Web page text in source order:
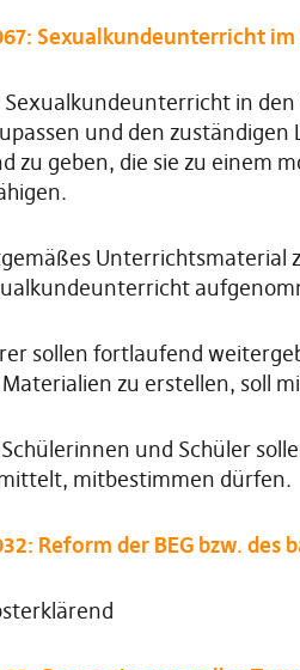
Sexualkundeunterricht
Sexualkundeunterricht in
und den
zu geben, die sie zu einem
Unterrichtsmaterial
sollen fortlaufend
Materialien zu erstellen, soll
und Schüler
mitbestimmen dürfen.
Reform der BEG bzw. des